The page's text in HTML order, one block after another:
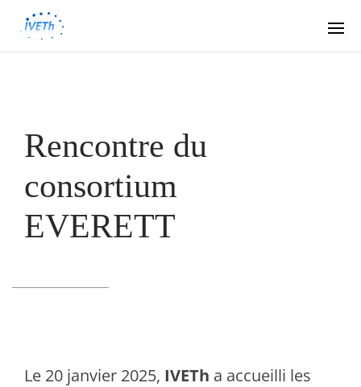
Rencontre du
consortium
EVERETT
Le 20 janvier 2025, IVETh a accueilli les